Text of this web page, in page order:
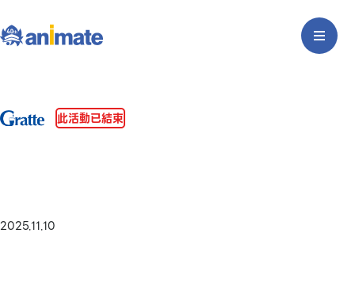
此活動已結束
2025.11.10